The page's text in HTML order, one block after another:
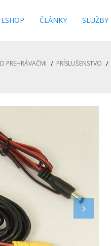
ESHOP ČLÁNKY SLUŽBY
PREHRÁVAČMI PRÍSLUŠENSTVO